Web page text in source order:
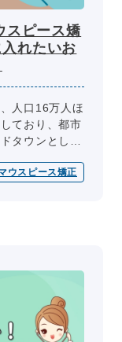
スピース矯
れたいお
人口16万人ほ
ており、都市
タウンとして
で...
ウスピース矯正